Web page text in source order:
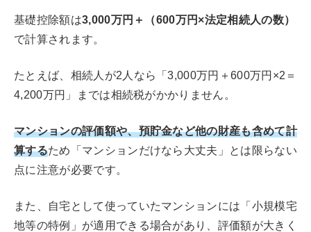
基礎控除額は3,000万円＋（600万円×法定相続人の数）
で計算されます。
たとえば、相続人が2人なら「3,000万円＋600万円×2＝
4,200万円」までは相続税がかかりません。
マンションの評価額や、預貯金など他の財産も含めて計
算するため「マンションだけなら大丈夫」とは限らない
点に注意が必要です。
また、自宅として使っていたマンションには「小規模宅
地等の特例」が適用できる場合があり、評価額が大きく